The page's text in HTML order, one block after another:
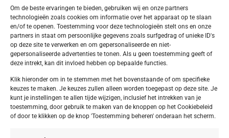
Om de beste ervaringen te bieden, gebruiken wij en onze partners
technologieën zoals cookies om informatie over het apparaat op te slaan
en/of te openen. Toestemming voor deze technologieën stelt ons en onze
partners in staat om persoonlijke gegevens zoals surfgedrag of unieke ID's
op deze site te verwerken en om gepersonaliseerde en niet-
gepersonaliseerde advertenties te tonen. Als u geen toestemming geeft of
deze intrekt, kan dit invloed hebben op bepaalde functies.
Klik hieronder om in te stemmen met het bovenstaande of om specifieke
keuzes te maken. Je keuzes zullen alleen worden toegepast op deze site. Je
kunt je instellingen te allen tijde wijzigen, inclusief het intrekken van je
toestemming, door gebruik te maken van de knoppen op het Cookiebeleid
of door te klikken op de knop 'Toestemming beheren' onderaan het scherm.
DE, Bliesgau
Bliesgau Gersheim Camping Walsheim
€ 395,00